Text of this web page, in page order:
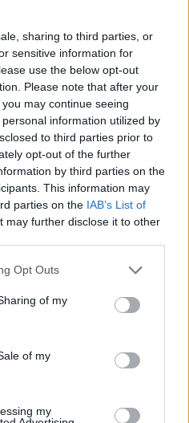
sharing to third parties, or
sensitive information for
use the below opt-out
Please note that after your
may continue seeing
information utilized by
to third parties prior to
opt-out of the further
by third parties on the
This information may
parties on the IAB’s List of
may further disclose it to other
Opt Outs
of my
of my
my
már jómódúnak
tágul az olló